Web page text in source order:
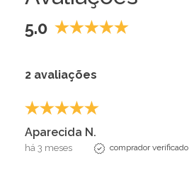
5.0
2 avaliações
Aparecida N.
há 3 meses comprador verificado